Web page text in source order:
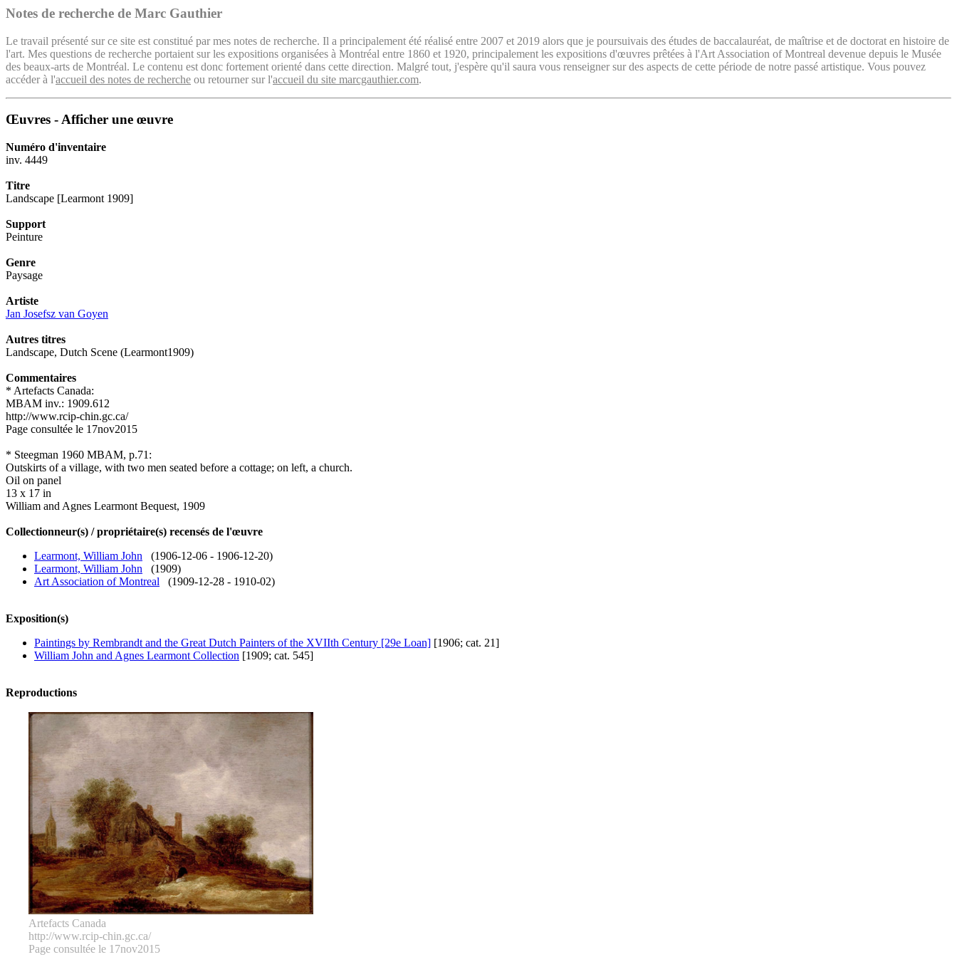
Notes de recherche de Marc Gauthier
Le travail présenté sur ce site est constitué par mes notes de recherche. Il a principalement été réalisé entre 2007 et 2019 alors que je poursuivais des études de baccalauréat, de maîtrise et de doctorat en histoire de
l'art. Mes questions de recherche portaient sur les expositions organisées à Montréal entre 1860 et 1920, principalement les expositions d'œuvres prêtées à l'Art Association of Montreal devenue depuis le Musée
des beaux-arts de Montréal. Le contenu est donc fortement orienté dans cette direction. Malgré tout, j'espère qu'il saura vous renseigner sur des aspects de cette période de notre passé artistique. Vous pouvez
accéder à l'accueil des notes de recherche ou retourner sur l'accueil du site marcgauthier.com.
Œuvres - Afficher une œuvre
Numéro d'inventaire
inv. 4449
Titre
Landscape [Learmont 1909]
Support
Peinture
Genre
Paysage
Artiste
Jan Josefsz van Goyen
Autres titres
Landscape, Dutch Scene (Learmont1909)
Commentaires
* Artefacts Canada:
MBAM inv.: 1909.612
http://www.rcip-chin.gc.ca/
Page consultée le 17nov2015
* Steegman 1960 MBAM, p.71:
Outskirts of a village, with two men seated before a cottage; on left, a church.
Oil on panel
13 x 17 in
William and Agnes Learmont Bequest, 1909
Collectionneur(s) / propriétaire(s) recensés de l'œuvre
Learmont, William John (1906-12-06 - 1906-12-20)
Learmont, William John (1909)
Art Association of Montreal (1909-12-28 - 1910-02)
Exposition(s)
Paintings by Rembrandt and the Great Dutch Painters of the XVIIth Century [29e Loan] [1906; cat. 21]
William John and Agnes Learmont Collection [1909; cat. 545]
Reproductions
Artefacts Canada
http://www.rcip-chin.gc.ca/
Page consultée le 17nov2015